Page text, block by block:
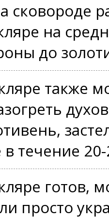
сковороде
на
до
также
в течение
готов,
просто